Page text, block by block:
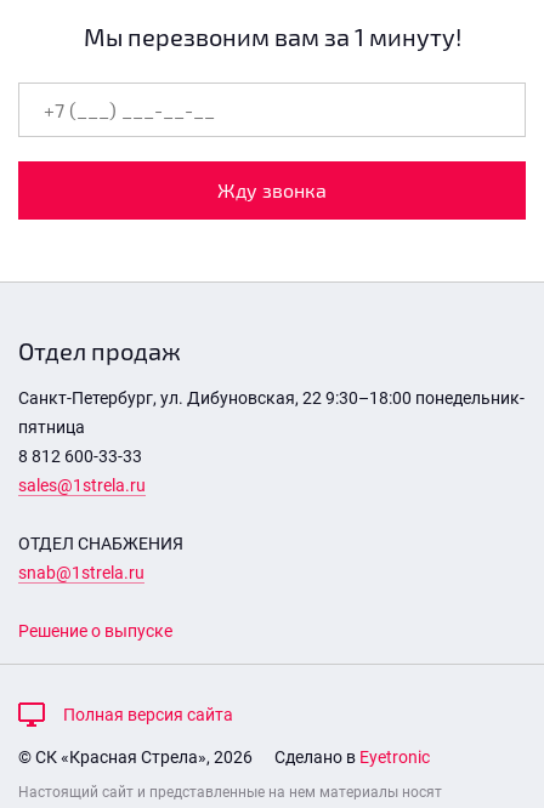
Мы перезвоним вам за 1 минуту!
Жду звонка
Отдел продаж
Санкт-Петербург, ул. Дибуновская, 22 9:30–18:00 понедельник-
пятница
8 812 600-33-33
sales@1strela.ru
ОТДЕЛ СНАБЖЕНИЯ
snab@1strela.ru
Решение о выпуске
Полная версия сайта
© СК «Красная Стрела», 2026 Сделано в Eyetronic
Настоящий сайт и представленные на нем материалы носят